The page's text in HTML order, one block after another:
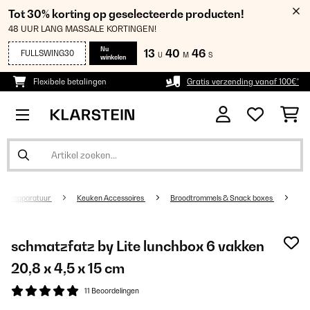
Tot 30% korting op geselecteerde producten!
48 UUR LANG MASSALE KORTINGEN!
FULLSWING30
Nu
winkelen
13 U 40 M 46 S
Flexibele betalingen Gratis verzending vanaf 100€*
Keuken Accessoires Broodtrommels & Snack boxes
schmatzfatz by Lite lunchbox 6 vakken
20,8 x 4,5 x 15 cm
11 Beoordelingen